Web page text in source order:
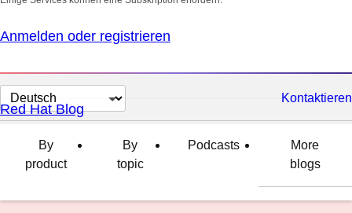
Anmelden oder registrieren
Sprache
auswählen
Kontaktieren
Red Hat Blog
By
product
By
topic
Podcasts
More
blogs